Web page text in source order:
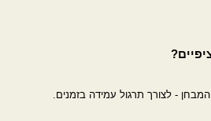
- לצורך תרגול עמידה בזמנים.